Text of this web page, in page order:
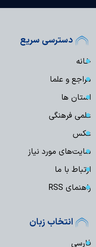
دسترسی سریع
خانه
مراجع و علما
استان ها
علمی فرهنگی
عکس
سایت‌های مورد نیاز
ارتباط با ما
راهنمای RSS
انتخاب زبان
فارسی